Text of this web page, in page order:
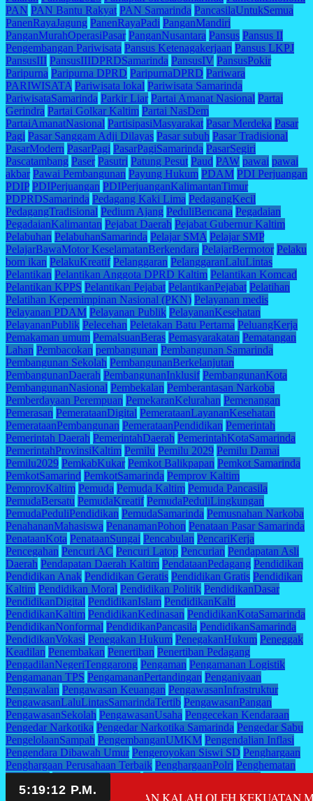
PAN PAN Bantu Rakyat PAN Samarinda PancasilaUntukSemua
PanenRayaJagung PanenRayaPadi PanganMandiri
PanganMurahOperasiPasar PanganNusantara Pansus Pansus II
Pengembangan Pariwisata Pansus Ketenagakerjaan Pansus LKPJ
PansusIII PansusIIIDPRDSamarinda PansusIV PansusPokir
Paripurna Paripurna DPRD ParipurnaDPRD Pariwara
PARIWISATA Pariwisata lokal Pariwisata Samarinda
PariwisataSamarinda Parkir Liar Partai Amanat Nasional Partai
Gerindra Partai Golkar Kaltim Partai NasDem
PartaiAmanatNasional PartisipasiMasyarakat Pasar Merdeka Pasar
Pagi Pasar Sanggam Adji Dilayas Pasar subuh Pasar Tradisional
PasarModern PasarPagi PasarPagiSamarinda PasarSegiri
Pascatambang Paser Pasutri Patung Pesut Paud PAW pawai pawai
akbar Pawai Pembangunan Payung Hukum PDAM PDI Perjuangan
PDIP PDIPerjuangan PDIPerjuanganKalimantanTimur
PDPRDSamarinda Pedagang Kaki Lima PedagangKecil
PedagangTradisional Pedium Ajang PeduliBencana Pegadaian
PegadaianKalimantan Pejabat Daerah Pejabat Gubernur Kaltim
Pelabuhan PelabuhanSamarinda Pelajar SMA Pelajar SMP
PelajarBawaMotor KeselamatanBerkendara PelajarBermotor Pelaku
bom ikan PelakuKreatif Pelanggaran PelanggaranLaluLintas
Pelantikan Pelantikan Anggota DPRD Kaltim Pelantikan Komcad
Pelantikan KPPS Pelantikan Pejabat PelantikanPejabat Pelatihan
Pelatihan Kepemimpinan Nasional (PKN) Pelayanan medis
Pelayanan PDAM Pelayanan Publik PelayananKesehatan
PelayananPublik Pelecehan Peletakan Batu Pertama PeluangKerja
Pemakaman umum PemalsuanBeras Pemasyarakatan Pematangan
Lahan Pembacokan pembangunan Pembangunan Samarinda
Pembangunan Sekolah PembangunanBerkelanjutan
PembangunanDaerah PembangunanInklusif PembangunanKota
PembangunanNasional Pembekalan Pemberantasan Narkoba
Pemberdayaan Perempuan PemekaranKelurahan Pemenangan
Pemerasan PemerataanDigital PemerataanLayananKesehatan
PemerataanPembangunan PemerataanPendidikan Pemerintah
Pemerintah Daerah PemerintahDaerah PemerintahKotaSamarinda
PemerintahProvinsiKaltim Pemilu Pemilu 2029 Pemilu Damai
Pemilu2029 PemkabKukar Pemkot Balikpapan Pemkot Samarinda
PemkotSamarind PemkotSamarinda Pemprov Kaltim
PemprovKaltim Pemuda Pemuda Kaltim Pemuda Pancasila
PemudaBersatu PemudaKreatif PemudaPeduliLingkungan
PemudaPeduliPendidikan PemudaSamarinda Pemusnahan Narkoba
PenahananMahasiswa PenanamanPohon Penataan Pasar Samarinda
PenataanKota PenataanSungai Pencabulan PencariKerja
Pencegahan Pencuri AC Pencuri Latop Pencurian Pendapatan Asli
Daerah Pendapatan Daerah Kaltim PendataanPedagang Pendidikan
Pendidikan Anak Pendidikan Geratis Pendidikan Gratis Pendidikan
Kaltim Pendidikan Moral Pendidikan Politik PendidikanDasar
PendidikanDigital PendidikanIslam PendidikanKalti
PendidikanKaltim PendidikanKedinasan PendidikanKotaSamarinda
PendidikanNonformal PendidikanPancasila PendidikanSamarinda
PendidikanVokasi Penegakan Hukum PenegakanHukum Peneggak
Keadilan Penembakan Penertiban Penertiban Pedagang
PengadilanNegeriTenggarong Pengaman Pengamanan Logistik
Pengamanan TPS PengamananPertandingan Penganiyaan
Pengawalan Pengawasan Keuangan PengawasanInfrastruktur
PengawasanLaluLintasSamarindaTertib PengawasanPangan
PengawasanSekolah PengawasanUsaha Pengecekan Kendaraan
Pengedar Narkotika Pengedar Narkotika Samarinda Pengedar Sabu
PengelolaanSampah PengembanganUMKM Pengendalian Inflasi
Pengendara Dibawah Umur Pengeroyokan Siswi SD Penghargaan
Penghargaan Perusahaan Terbaik PenghargaanPolri Penghematan
Anggaran
PengungkapanSabu
Pengusaha Muda Kaltim